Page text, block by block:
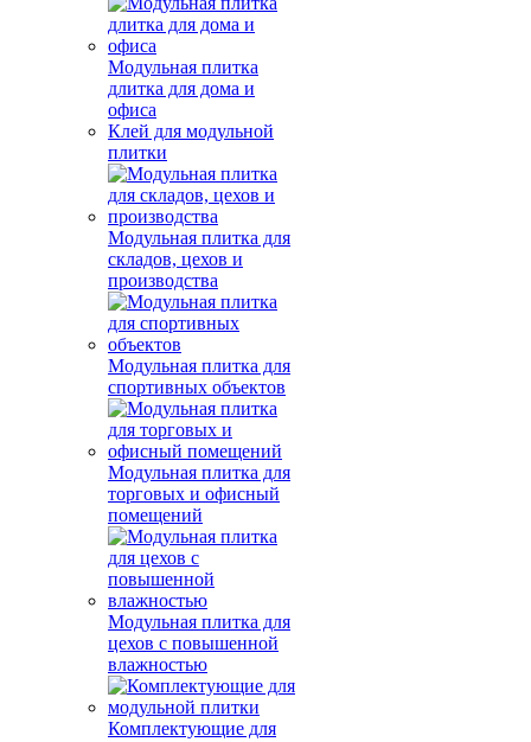
Модульная плитка
длитка для дома и
офиса
Клей для модульной
плитки
Модульная плитка для
складов, цехов и
производства
Модульная плитка для
спортивных объектов
Модульная плитка для
торговых и офисный
помещений
Модульная плитка для
цехов с повышенной
влажностью
Комплектующие для